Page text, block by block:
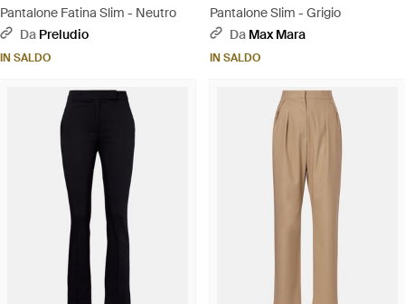
Pantalone Fatina Slim - Neutro
Da Preludio
IN SALDO
Pantalone Slim - Grigio
Da Max Mara
IN SALDO